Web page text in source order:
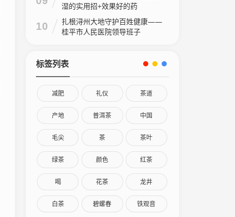
湿的实用招+效果好的药
10
扎根浔州大地守护百姓健康——
桂平市人民医院领导班子
标签列表
减肥 礼仪 茶道
产地 普洱茶 中国
毛尖 茶 茶叶
绿茶 颜色 红茶
喝 花茶 龙井
白茶 碧螺春 铁观音